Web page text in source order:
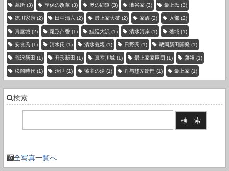
墓所 (3) 享保の改革 (3) 奥の細道 (3) 澁谷家 (3) 最上氏 (3)
徳川家康 (2) 田中清六 (2) 最上家大破 (2) 家族 (2) 入部 (2)
真室城 (2) 尾形芦香 (1) 鮭延大沢 (1) 清水河岸 (1) 藩域 (1)
安食氏 (1) 清水氏 (1) 清水義親 (1) 日野氏 (1) 蔵岡新田開発 (1)
荒沢新田 (1) 升形新田 (1) 真室川城 (1) 最上家家臣団 (1) 藩祖 (1)
松岡時代 (1) 治世 (1) 藩主の湯 (1) 丹与惣左衛門 (1) 最上家 (1)
検索
全写真一覧へ